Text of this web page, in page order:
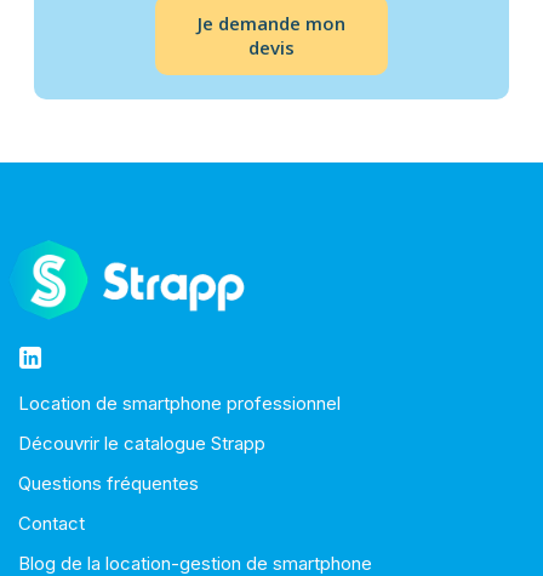
Je demande mon
devis
Location de smartphone professionnel
Découvrir le catalogue Strapp
Questions fréquentes
Contact
Blog de la location-gestion de smartphone